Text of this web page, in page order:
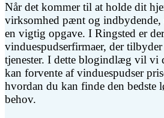
Når det kommer til at holde dit
virksomhed pænt og indbydende,
en vigtig opgave. I Ringsted er
vinduespudserfirmaer, der
tjenester. I dette blogindlæg vil vi
kan forvente af vinduespudser
hvordan du kan finde den bedste
behov.